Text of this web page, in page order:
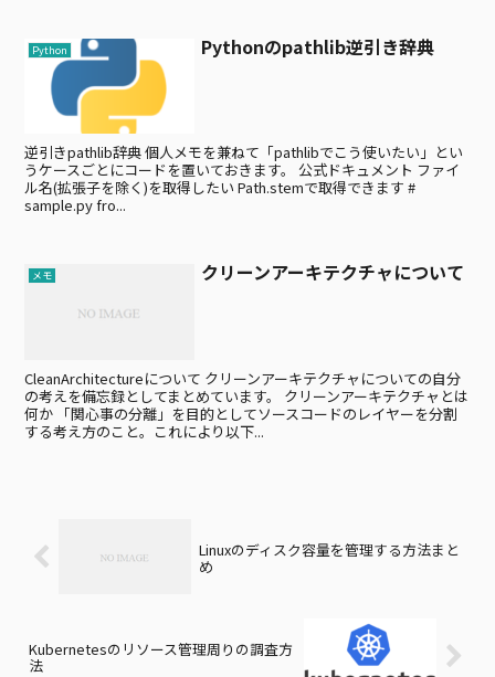
Python Pythonのpathlib逆引き辞典
逆引きpathlib辞典 個人メモを兼ねて「pathlibでこう使いたい」とい
うケースごとにコードを置いておきます。 公式ドキュメント ファイ
ル名(拡張子を除く)を取得したい Path.stemで取得できます #
sample.py fro...
メモ クリーンアーキテクチャについて
CleanArchitectureについて クリーンアーキテクチャについての自分
の考えを備忘録としてまとめています。 クリーンアーキテクチャとは
何か 「関心事の分離」を目的としてソースコードのレイヤーを分割
する考え方のこと。これにより以下...
Linuxのディスク容量を管理する方法まと
め
Kubernetesのリソース管理周りの調査方
法